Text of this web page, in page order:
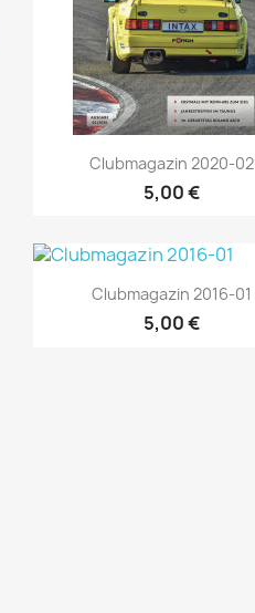
Vorschau
Clubmagazin 2020-02
5,00 €
Vorschau
Clubmagazin 2016-01
5,00 €